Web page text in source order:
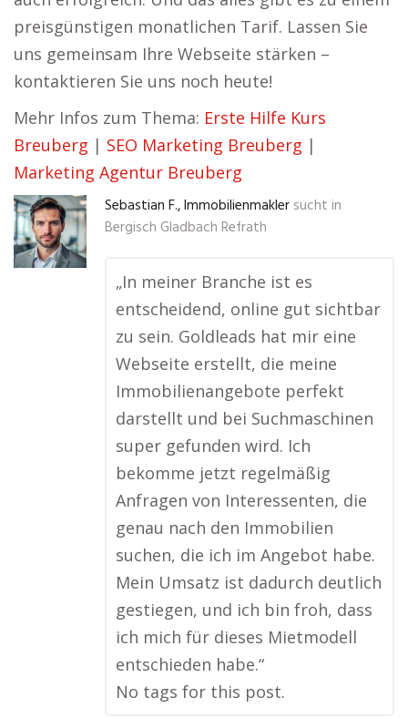
preisgünstigen monatlichen Tarif. Lassen Sie
uns gemeinsam Ihre Webseite stärken –
kontaktieren Sie uns noch heute!
Mehr Infos zum Thema: Erste Hilfe Kurs
Breuberg | SEO Marketing Breuberg |
Marketing Agentur Breuberg
Sebastian F., Immobilienmakler sucht in
Bergisch Gladbach Refrath
„In meiner Branche ist es
entscheidend, online gut sichtbar
zu sein. Goldleads hat mir eine
Webseite erstellt, die meine
Immobilienangebote perfekt
darstellt und bei Suchmaschinen
super gefunden wird. Ich
bekomme jetzt regelmäßig
Anfragen von Interessenten, die
genau nach den Immobilien
suchen, die ich im Angebot habe.
Mein Umsatz ist dadurch deutlich
gestiegen, und ich bin froh, dass
ich mich für dieses Mietmodell
entschieden habe.“
No tags for this post.